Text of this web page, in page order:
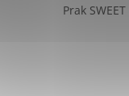
Prak